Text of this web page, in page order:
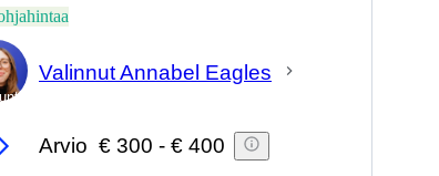
Valinnut Annabel Eagles
Arvio € 300 - € 400